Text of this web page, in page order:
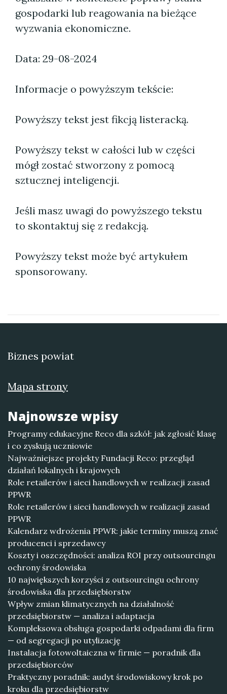
gospodarki lub reagowania na bieżące
wyzwania ekonomiczne.
Data: 29-08-2024
Informacje o powyższym tekście:
Powyższy tekst jest fikcją listeracką.
Powyższy tekst w całości lub w części
mógł zostać stworzony z pomocą
sztucznej inteligencji.
Jeśli masz uwagi do powyższego tekstu
to skontaktuj się z redakcją.
Powyższy tekst może być artykułem
sponsorowany.
Biznes powiat
Mapa strony
Najnowsze wpisy
Programy edukacyjne Reco dla szkół: jak zgłosić klasę
i co zyskują uczniowie
Najważniejsze projekty Fundacji Reco: przegląd
działań lokalnych i krajowych
Role retailerów i sieci handlowych w realizacji zasad
PPWR
Role retailerów i sieci handlowych w realizacji zasad
PPWR
Kalendarz wdrożenia PPWR: jakie terminy muszą znać
producenci i sprzedawcy
Koszty i oszczędności: analiza ROI przy outsourcingu
ochrony środowiska
10 największych korzyści z outsourcingu ochrony
środowiska dla przedsiębiorstw
Wpływ zmian klimatycznych na działalność
przedsiębiorstw — analiza i adaptacja
Kompleksowa obsługa gospodarki odpadami dla firm
— od segregacji po utylizację
Instalacja fotowoltaiczna w firmie — poradnik dla
przedsiębiorców
Praktyczny poradnik: audyt środowiskowy krok po
kroku dla przedsiębiorstw